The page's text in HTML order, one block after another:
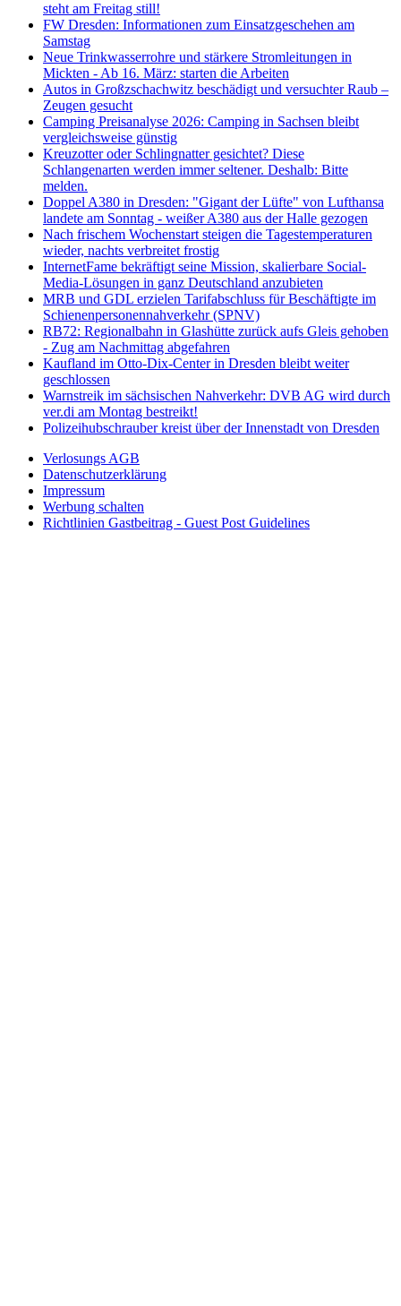
steht am Freitag still!
FW Dresden: Informationen zum Einsatzgeschehen am
Samstag
Neue Trinkwasserrohre und stärkere Stromleitungen in
Mickten - Ab 16. März: starten die Arbeiten
Autos in Großzschachwitz beschädigt und versuchter Raub –
Zeugen gesucht
Camping Preisanalyse 2026: Camping in Sachsen bleibt
vergleichsweise günstig
Kreuzotter oder Schlingnatter gesichtet? Diese
Schlangenarten werden immer seltener. Deshalb: Bitte
melden.
Doppel A380 in Dresden: "Gigant der Lüfte" von Lufthansa
landete am Sonntag - weißer A380 aus der Halle gezogen
Nach frischem Wochenstart steigen die Tagestemperaturen
wieder, nachts verbreitet frostig
InternetFame bekräftigt seine Mission, skalierbare Social-
Media-Lösungen in ganz Deutschland anzubieten
MRB und GDL erzielen Tarifabschluss für Beschäftigte im
Schienenpersonennahverkehr (SPNV)
RB72: Regionalbahn in Glashütte zurück aufs Gleis gehoben
- Zug am Nachmittag abgefahren
Kaufland im Otto-Dix-Center in Dresden bleibt weiter
geschlossen
Warnstreik im sächsischen Nahverkehr: DVB AG wird durch
ver.di am Montag bestreikt!
Polizeihubschrauber kreist über der Innenstadt von Dresden
Verlosungs AGB
Datenschutzerklärung
Impressum
Werbung schalten
Richtlinien Gastbeitrag - Guest Post Guidelines